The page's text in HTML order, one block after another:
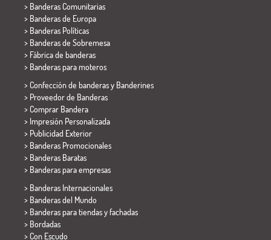
> Banderas Comunitarias
> Banderas de Europa
> Banderas Políticas
> Banderas de Sobremesa
> Fábrica de banderas
> Banderas para moteros
> Confección de banderas y Banderines
> Proveedor de Banderas
> Comprar Bandera
> Impresión Personalizada
> Publicidad Exterior
> Banderas Promocionales
> Banderas Baratas
> Banderas para empresas
> Banderas Internacionales
> Banderas del Mundo
> Banderas para tiendas y fachadas
> Bordadas
> Con Escudo